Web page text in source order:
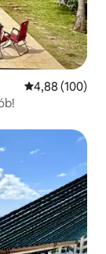
Średnia
4,88 (100)